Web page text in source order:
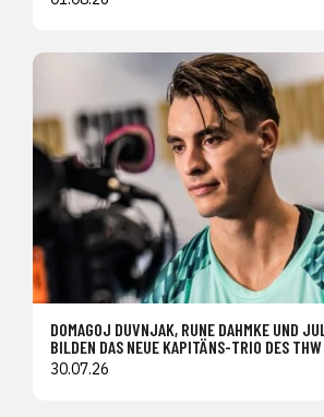
DOMAGOJ DUVNJAK, RUNE DAHMKE UND
BILDEN DAS NEUE KAPITÄNS-TRIO DES THW
30.07.26